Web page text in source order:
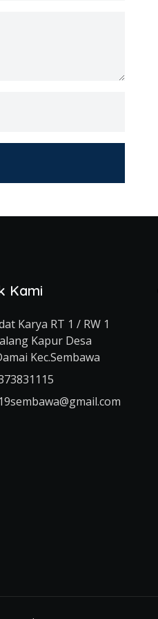
Kami
Karya RT 1 / RW 1
Kapur Desa
Kec.Sembawa